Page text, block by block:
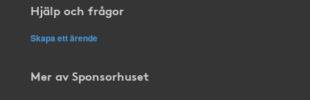
Hjälp och frågor
Skapa ett ärende
Mer av Sponsorhuset